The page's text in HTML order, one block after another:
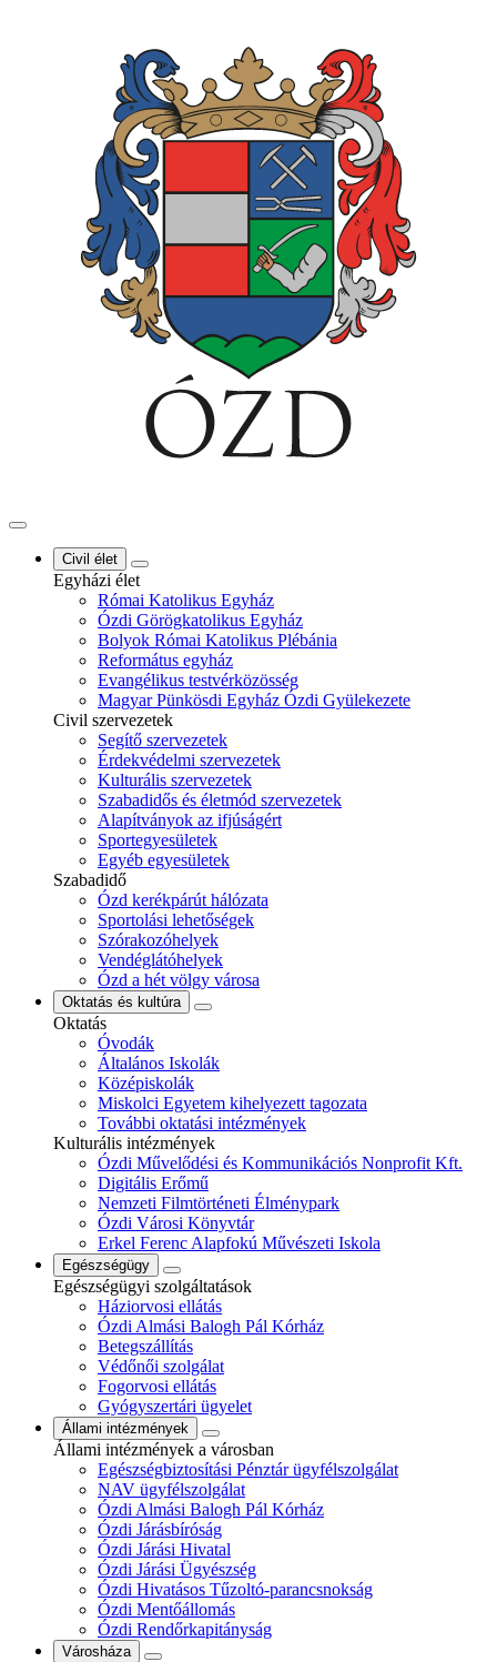
Civil élet
Egyházi élet
Római Katolikus Egyház
Ózdi Görögkatolikus Egyház
Bolyok Római Katolikus Plébánia
Református egyház
Evangélikus testvérközösség
Magyar Pünkösdi Egyház Ózdi Gyülekezete
Civil szervezetek
Segítő szervezetek
Érdekvédelmi szervezetek
Kulturális szervezetek
Szabadidős és életmód szervezetek
Alapítványok az ifjúságért
Sportegyesületek
Egyéb egyesületek
Szabadidő
Ózd kerékpárút hálózata
Sportolási lehetőségek
Szórakozóhelyek
Vendéglátóhelyek
Ózd a hét völgy városa
Oktatás és kultúra
Oktatás
Óvodák
Általános Iskolák
Középiskolák
Miskolci Egyetem kihelyezett tagozata
További oktatási intézmények
Kulturális intézmények
Ózdi Művelődési és Kommunikációs Nonprofit Kft.
Digitális Erőmű
Nemzeti Filmtörténeti Élménypark
Ózdi Városi Könyvtár
Erkel Ferenc Alapfokú Művészeti Iskola
Egészségügy
Egészségügyi szolgáltatások
Háziorvosi ellátás
Ózdi Almási Balogh Pál Kórház
Betegszállítás
Védőnői szolgálat
Fogorvosi ellátás
Gyógyszertári ügyelet
Állami intézmények
Állami intézmények a városban
Egészségbiztosítási Pénztár ügyfélszolgálat
NAV ügyfélszolgálat
Ózdi Almási Balogh Pál Kórház
Ózdi Járásbíróság
Ózdi Járási Hivatal
Ózdi Járási Ügyészség
Ózdi Hivatásos Tűzoltó-parancsnokság
Ózdi Mentőállomás
Ózdi Rendőrkapitányság
Városháza